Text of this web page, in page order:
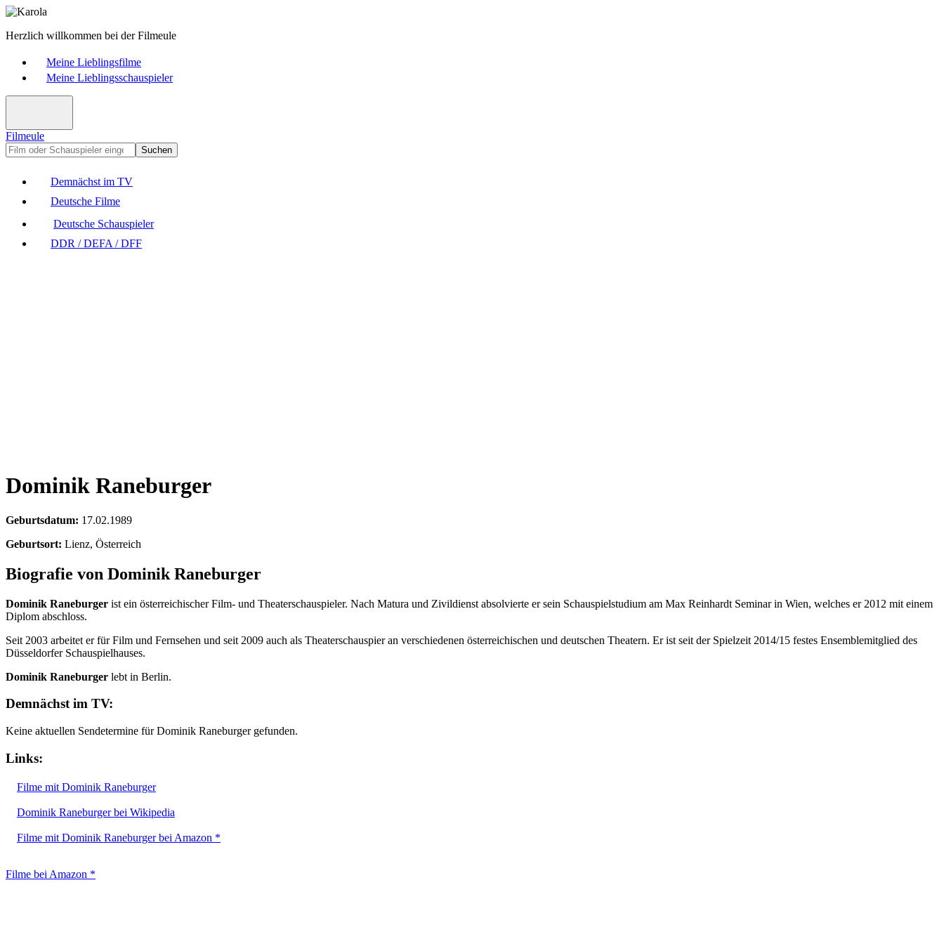
Herzlich willkommen bei der Filmeule
Meine Lieblingsfilme
Meine Lieblingsschauspieler
Filmeule
Suchen
Demnächst im TV
Deutsche Filme
Deutsche Schauspieler
DDR / DEFA / DFF
Dominik Raneburger
Geburtsdatum: 17.02.1989
Geburtsort: Lienz, Österreich
Biografie von Dominik Raneburger
Dominik Raneburger ist ein österreichischer Film- und Theaterschauspieler. Nach Matura und Zivildienst absolvierte er sein Schauspielstudium am Max Reinhardt Seminar in Wien, welches er 2012 mit einem
Diplom abschloss.
Seit 2003 arbeitet er für Film und Fernsehen und seit 2009 auch als Theaterschauspier an verschiedenen österreichischen und deutschen Theatern. Er ist seit der Spielzeit 2014/15 festes Ensemblemitglied des
Düsseldorfer Schauspielhauses.
Dominik Raneburger lebt in Berlin.
Demnächst im TV:
Keine aktuellen Sendetermine für Dominik Raneburger gefunden.
Links:
Filme mit Dominik Raneburger
Dominik Raneburger bei Wikipedia
Filme mit Dominik Raneburger bei Amazon *
Filme bei Amazon *